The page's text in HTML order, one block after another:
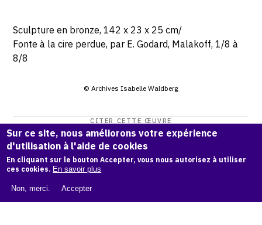
Sculpture en bronze, 142 x 23 x 25 cm/
Fonte à la cire perdue, par E. Godard, Malakoff, 1/8 à
8/8
© Archives Isabelle Waldberg
CITER CETTE ŒUVRE
Isabelle Waldberg,L'entameur (Bronze) - circa 1956
Catalogue raisonné Isabelle Waldberg
ark:38997/o1
COPIER LA CITATION
Sur ce site, nous améliorons votre expérience
d'utilisation à l'aide de cookies
En cliquant sur le bouton Accepter, vous nous autorisez à utiliser
ces cookies. En savoir plus
Non, merci. Accepter